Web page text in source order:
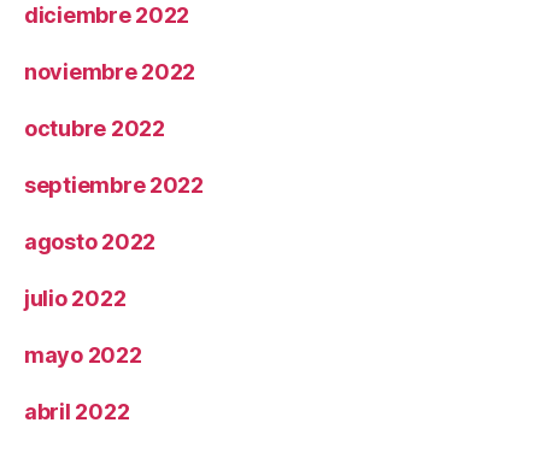
diciembre 2022
noviembre 2022
octubre 2022
septiembre 2022
agosto 2022
julio 2022
mayo 2022
abril 2022